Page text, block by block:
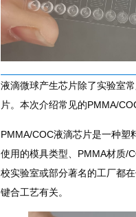
液滴微球产生芯片除了实验室
片。本次介绍常见的PMMA/
PMMA/COC液滴芯片是一种塑
使用的模具类型、PMMA材质/
校实验室或部分著名的工厂都
键合工艺有关。